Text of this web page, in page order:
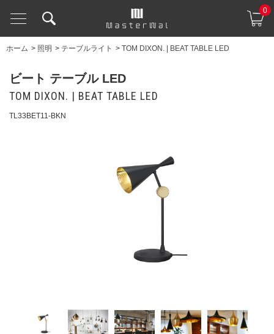
0
ホーム > 照明 > テーブルライト > TOM DIXON. | BEAT TABLE LED
ビート テーブル LED
TOM DIXON. | BEAT TABLE LED
TL33BET11-BKN